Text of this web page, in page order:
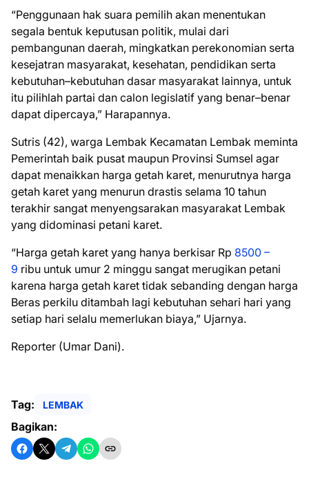
“Penggunaan hak suara pemilih akan menentukan
segala bentuk keputusan politik, mulai dari
pembangunan daerah, mingkatkan perekonomian serta
kesejatran masyarakat, kesehatan, pendidikan serta
kebutuhan–kebutuhan dasar masyarakat lainnya, untuk
itu pilihlah partai dan calon legislatif yang benar–benar
dapat dipercaya,” Harapannya.
Sutris (42), warga Lembak Kecamatan Lembak meminta
Pemerintah baik pusat maupun Provinsi Sumsel agar
dapat menaikkan harga getah karet, menurutnya harga
getah karet yang menurun drastis selama 10 tahun
terakhir sangat menyengsarakan masyarakat Lembak
yang didominasi petani karet.
“Harga getah karet yang hanya berkisar Rp 8500 –
9 ribu untuk umur 2 minggu sangat merugikan petani
karena harga getah karet tidak sebanding dengan harga
Beras perkilu ditambah lagi kebutuhan sehari hari yang
setiap hari selalu memerlukan biaya,” Ujarnya.
Reporter (Umar Dani).
Tag: LEMBAK
Bagikan: